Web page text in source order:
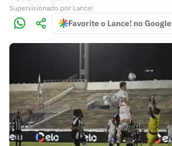
Supervisionado por Lance!
Favorite o Lance! no Google